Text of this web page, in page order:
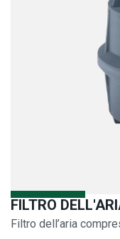
FILTRO
Filtro dell’aria